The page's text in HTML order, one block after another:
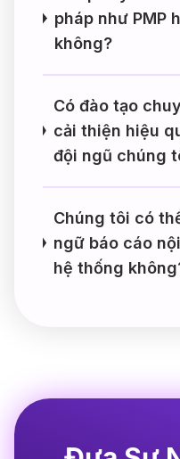
pháp như PMP
không?
Có đào tạo
cải thiện hiệu
đội ngũ chúng
Chúng tôi có
ngữ báo cáo
hệ thống